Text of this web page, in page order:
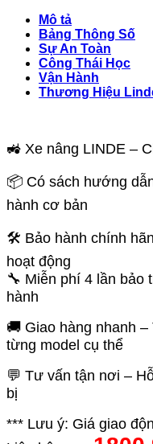
Mô tả
Bảng Thông Số
Sự An Toàn
Công Thái Học
Vận Hành
Thương Hiệu
🚜 Xe nâng LINDE –
📦 Có sách hướng
hành cơ bản
🛠️ Bảo hành chính
hoạt động
🔧 Miễn phí 4 lần bảo
hành
🚚 Giao hàng nhanh
từng model cụ thể
💬 Tư vấn tận nơi –
bị
*** Lưu ý: Giá giao